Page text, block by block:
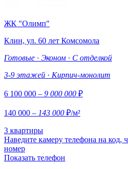
ЖК "Олимп"
Клин, ул. 60 лет Комсомола
Готовые · Эконом · С отделкой
3-9 этажей · Кирпич-монолит
6 100 000 – 9 000 000 ₽
140 000 – 143 000 ₽/м²
3 квартиры
Наведите камеру телефона на код,
номер
Показать телефон